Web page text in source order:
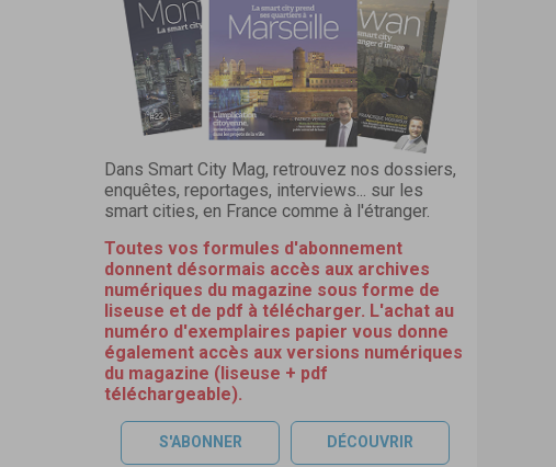
Dans Smart City Mag, retrouvez nos dossiers,
enquêtes, reportages, interviews... sur les
smart cities, en France comme à l'étranger.
Toutes vos formules d'abonnement
donnent désormais accès aux archives
numériques du magazine sous forme de
liseuse et de pdf à télécharger. L'achat au
numéro d'exemplaires papier vous donne
également accès aux versions numériques
du magazine (liseuse + pdf
téléchargeable).
S'ABONNER DÉCOUVRIR